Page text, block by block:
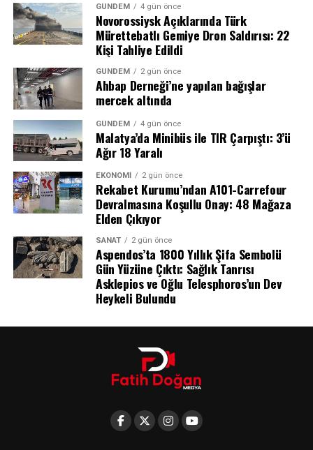
Semih Kılıçsoy’dan Altın Değerinde Gol
Maçın kırılma anı 80. dakikada geldi. Olaitan’ın pasıyla
ceza sahası sağ kanadında topla buluşan Ndidi’nin
ortasında savunmadan seken meşin yuvarlağı Semih
Kılıçsoy kafayla boş ağlara gönderdi. 76. dakikada oyuna
giren genç yıldız, takımına galibiyeti getiren isim oldu.
Beşiktaş bu sonuçla birlikte bu sezon oynadığı üçüncü
resmi maçından da galibiyetle ayrılmayı başardı ve
kalesini gole kapattı.
Salah, üzerindeki 10 numaralı bordo-mavili forma ile
taraftarın sevgi gösterilerine yanıt verirken, birlikte 3’lü
çektirerek anı ölümsüzleştirdi. Kulüp Başkanı Ertuğrul
Doğan ile birlikte taraftarın karşısına çıkan Mısırlı
yıldız, 2 yıllık sözleşmeye imza attı.
GÜNDEM 4 gün önce
Novorossiysk Açıklarında Türk
Mürettebatlı Gemiye Dron Saldırısı: 22
Kişi Tahliye Edildi
GÜNDEM 2 gün önce
Ahbap Derneği’ne yapılan bağışlar
mercek altında
GÜNDEM 4 gün önce
Malatya’da Minibüs ile TIR Çarpıştı: 3’ü
Ağır 18 Yaralı
EKONOMI 2 gün önce
Rekabet Kurumu’ndan A101-Carrefour
Devralmasına Koşullu Onay: 48 Mağaza
Elden Çıkıyor
SANAT 2 gün önce
Aspendos’ta 1800 Yıllık Şifa Sembolü
Gün Yüzüne Çıktı: Sağlık Tanrısı
Asklepios ve Oğlu Telesphoros’un Dev
Heykeli Bulundu